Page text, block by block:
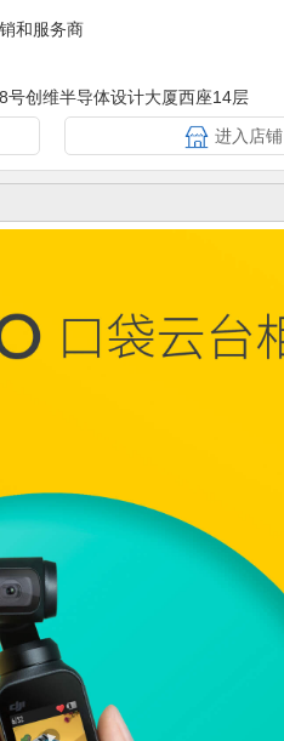
和服务商
号创维半导体设计大厦西座14层
进入店铺